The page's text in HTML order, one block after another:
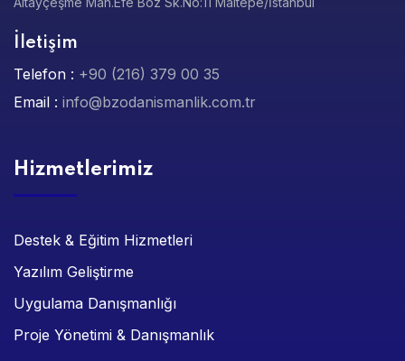
İletişim
Telefon : +90 (216) 379 00 35
Email : info@bzodanismanlik.com.tr
Hizmetlerimiz
Destek & Eğitim Hizmetleri
Yazılım Geliştirme
Uygulama Danışmanlığı
Proje Yönetimi & Danışmanlık